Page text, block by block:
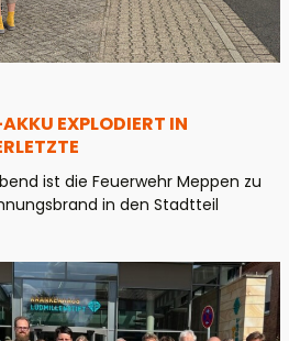
EXPLODIERT IN
ist die Feuerwehr Meppen zu
in den Stadtteil